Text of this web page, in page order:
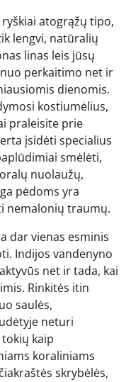
atogrąžų tipo,
lengvi, natūralių
linas leis jūsų
perkaitimo net ir
dienomis.
kostiumėlius,
praleisite prie
įsidėti specialius
smėlėti,
nuolaužų,
pėdoms yra
nemalonių traumų.
dar vienas esminis
Indijos vandenyno
net ir tada, kai
Rinkitės itin
saulės,
neturi
kaip
koraliniams
skrybėlės,